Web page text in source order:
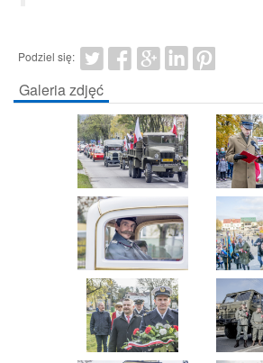
Podziel się:
Galeria zdjęć